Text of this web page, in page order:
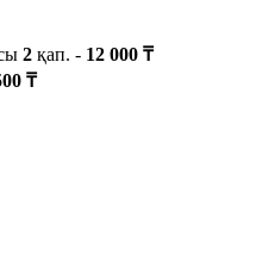
2 қап. - 12 000 ₸
₸